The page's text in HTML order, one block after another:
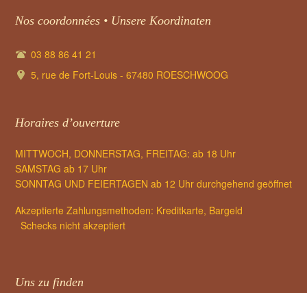
Nos coordonnées • Unsere Koordinaten
03 88 86 41 21
5, rue de Fort-Louis - 67480 ROESCHWOOG
Horaires d’ouverture
MITTWOCH, DONNERSTAG, FREITAG: ab 18 Uhr
SAMSTAG ab 17 Uhr
SONNTAG UND FEIERTAGEN ab 12 Uhr durchgehend geöffnet
Akzeptierte Zahlungsmethoden: Kreditkarte, Bargeld
Schecks nicht akzeptiert
Uns zu finden